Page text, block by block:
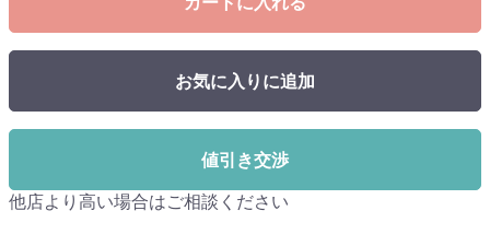
お気に入りに追加
値引き交渉
他店より高い場合はご相談ください